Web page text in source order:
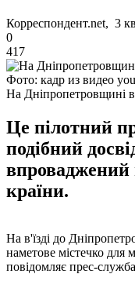
Корреспондент.net, 3
0
417
Фото: кадр из видео
На Дніпропетровщині
Це пілотний
подібний
впроваджений
країни.
На в'їзді до
наметове містечко для
повідомляє прес-